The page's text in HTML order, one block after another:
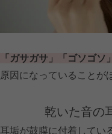
「ガサガサ」「ゴソゴソ」
原因になっていることが
乾いた音の
耳垢が鼓膜に付着してい